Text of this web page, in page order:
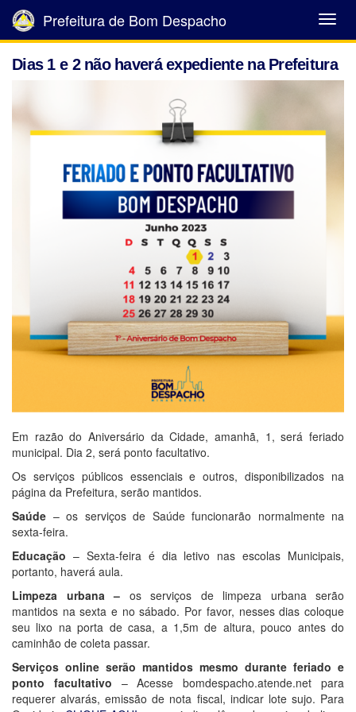
Abrir
Menu
Prefeitura de Bom Despacho
Dias 1 e 2 não haverá expediente na Prefeitura
Em razão do Aniversário da Cidade, amanhã, 1, será feriado
municipal. Dia 2, será ponto facultativo.
Os serviços públicos essenciais e outros, disponibilizados na
página da Prefeitura, serão mantidos.
Saúde – os serviços de Saúde funcionarão normalmente na
sexta-feira.
Educação – Sexta-feira é dia letivo nas escolas Municipais,
portanto, haverá aula.
Limpeza urbana – os serviços de limpeza urbana serão
mantidos na sexta e no sábado. Por favor, nesses dias coloque
seu lixo na porta de casa, a 1,5m de altura, pouco antes do
caminhão de coleta passar.
Serviços online serão mantidos mesmo durante feriado e
ponto facultativo – Acesse bomdespacho.atende.net para
requerer alvarás, emissão de nota fiscal, indicar lote sujo. Para